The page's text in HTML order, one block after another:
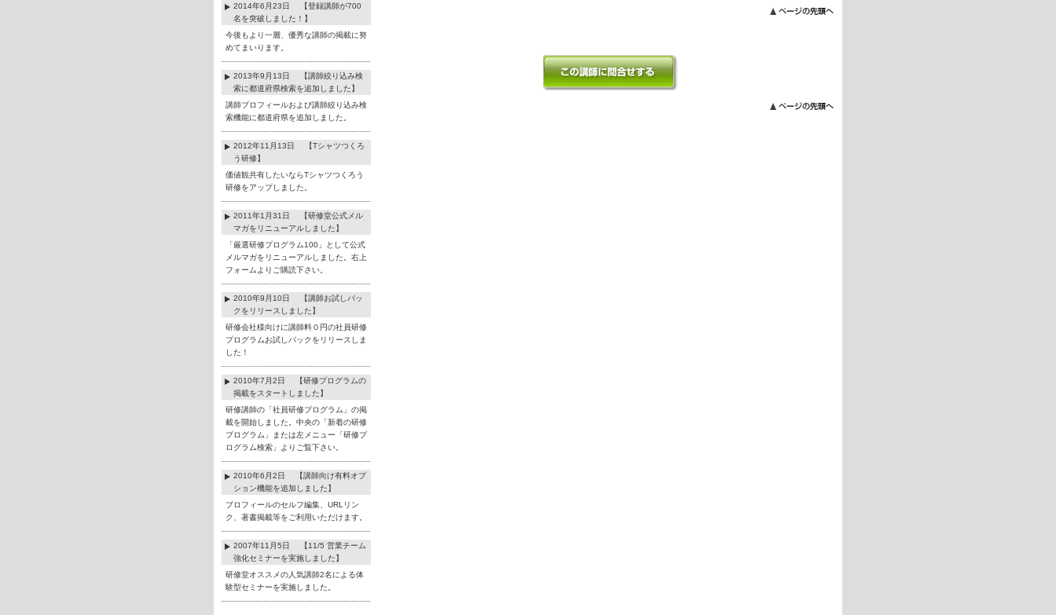
2014年6月23日 【登録講師が700
名を突破しました！】
今後もより一層、優秀な講師の掲載に努
めてまいります。
2013年9月13日 【講師絞り込み検
索に都道府県検索を追加しました】
講師プロフィールおよび講師絞り込み検
索機能に都道府県を追加しました。
2012年11月13日 【Tシャツつくろ
う研修】
価値観共有したいならTシャツつくろう
研修をアップしました。
2011年1月31日 【研修堂公式メル
マガをリニューアルしました】
「厳選研修プログラム100」として公式
メルマガをリニューアルしました。右上
フォームよりご購読下さい。
2010年9月10日 【講師お試しパッ
クをリリースしました】
研修会社様向けに講師料０円の社員研修
プログラムお試しパックをリリースしま
した！
2010年7月2日 【研修プログラムの
掲載をスタートしました】
研修講師の「社員研修プログラム」の掲
載を開始しました。中央の「新着の研修
プログラム」または左メニュー「研修プ
ログラム検索」よりご覧下さい。
2010年6月2日 【講師向け有料オプ
ション機能を追加しました】
プロフィールのセルフ編集、URLリン
ク、著書掲載等をご利用いただけます。
2007年11月5日 【11/5 営業チーム
強化セミナーを実施しました】
研修堂オススメの人気講師2名による体
験型セミナーを実施しました。